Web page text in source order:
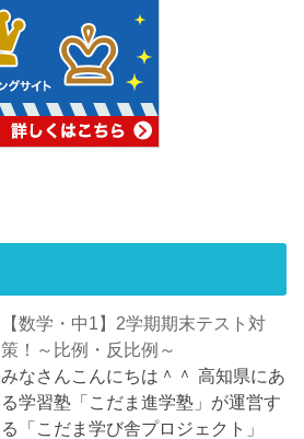
【数学・中1】2学期期末テスト対
策！～比例・反比例～
みなさんこんにちは＾＾ 高知県にあ
る学習塾「こだま進学塾」が運営す
る「こだま学び舎プロジェクト」